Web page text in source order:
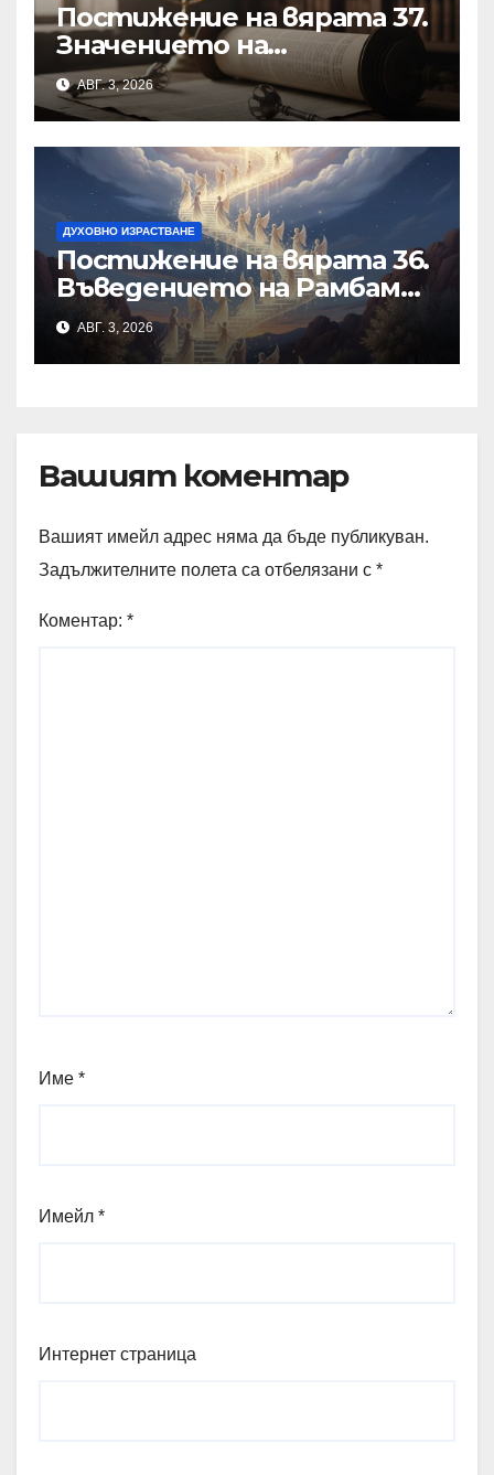
Постижение на вярата 37.
Значението на
познанието за
същността на Бъдещия
свят
АВГ. 3, 2026
ДУХОВНО ИЗРАСТВАНЕ
Постижение на вярата 36.
Въведението на Рамбам
към Тринадесетте
Основи
АВГ. 3, 2026
Вашият коментар
Вашият имейл адрес няма да бъде публикуван.
Задължителните полета са отбелязани с *
Коментар: *
Име *
Имейл *
Интернет страница